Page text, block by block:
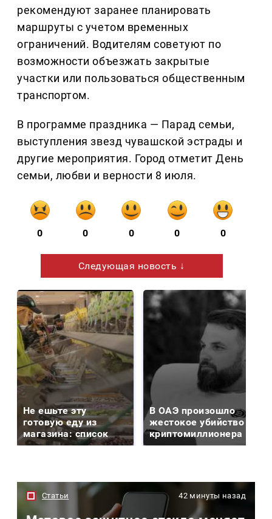
рекомендуют заранее планировать
маршруты с учетом временных
ограничений. Водителям советуют по
возможности объезжать закрытые
участки или пользоваться общественным
транспортом.
В программе праздника — Парад семьи,
выступления звезд чувашской эстрады и
другие мероприятия. Город отметит День
семьи, любви и верности 8 июля.
0 0 0 0 0
Следующая новость ↓
Не ешьте эту
готовую еду из
магазина: список
В ОАЭ произошло
жестокое убийство
криптомиллионера
Статьи 42 минуты назад